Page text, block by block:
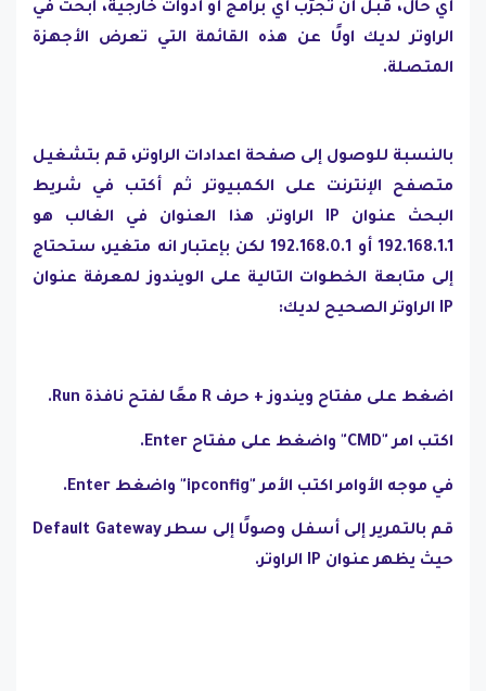
أي حال، قبل أن تجرّب أي برامج أو أدوات خارجية، ابحث في
الراوتر لديك اولًا عن هذه القائمة التي تعرض الأجهزة
المتصلة.
بالنسبة للوصول إلى صفحة اعدادات الراوتر، قم بتشغيل
متصفح الإنترنت على الكمبيوتر ثم أكتب في شريط
البحث عنوان IP الراوتر. هذا العنوان في الغالب هو
192.168.1.1 أو 192.168.0.1 لكن بإعتبار انه متغير، ستحتاج
إلى متابعة الخطوات التالية على الويندوز لمعرفة عنوان
IP الراوتر الصحيح لديك:
اضغط على مفتاح ويندوز + حرف R معًا لفتح نافذة Run.
اكتب امر "CMD" واضغط على مفتاح Enter.
في موجه الأوامر اكتب الأمر "ipconfig" واضغط Enter.
قم بالتمرير إلى أسفل وصولًا إلى سطر Default Gateway
حيث يظهر عنوان IP الراوتر.